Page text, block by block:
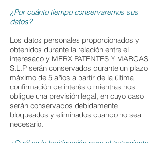
¿Por cuánto tiempo conservaremos sus
datos?
Los datos personales proporcionados y
obtenidos durante la relación entre el
interesado y MERX PATENTES Y MARCAS
S.L.P serán conservados durante un plazo
máximo de 5 años a partir de la última
confirmación de interés o mientras nos
obligue una previsión legal, en cuyo caso
serán conservados debidamente
bloqueados y eliminados cuando no sea
necesario.